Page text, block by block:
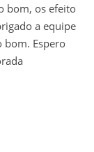
bom, os efeito
a equipe
bom. Espero